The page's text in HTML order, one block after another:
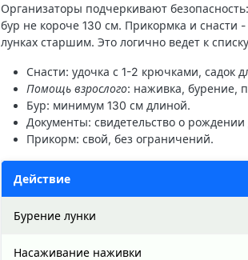
Организаторы подчеркивают
бур не короче 130 см. Прикормка и снасти
лунках старшим. Это логично ведет к
Снасти: удочка с 1-2 крючками, садок
Помощь взрослого: наживка, бурение,
Бур: минимум 130 см длиной.
Документы: свидетельство о
Прикорм: свой, без ограничений.
Действие
Бурение лунки
Насаживание наживки